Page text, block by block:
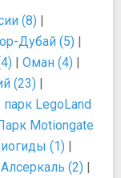
(8) |
Дубай (5) |
| Оман (4) |
(23) |
LegoLand
Motiongate
(1) |
(2) |